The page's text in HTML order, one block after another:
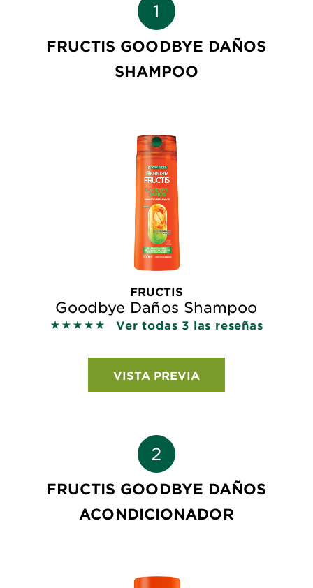
FRUCTIS GOODBYE DAÑOS
SHAMPOO
FRUCTIS
Goodbye Daños Shampoo
5 out of 5 stars based on reviews
Ver todas 3 las reseñas
VISTA PREVIA
FRUCTIS GOODBYE DAÑOS
ACONDICIONADOR